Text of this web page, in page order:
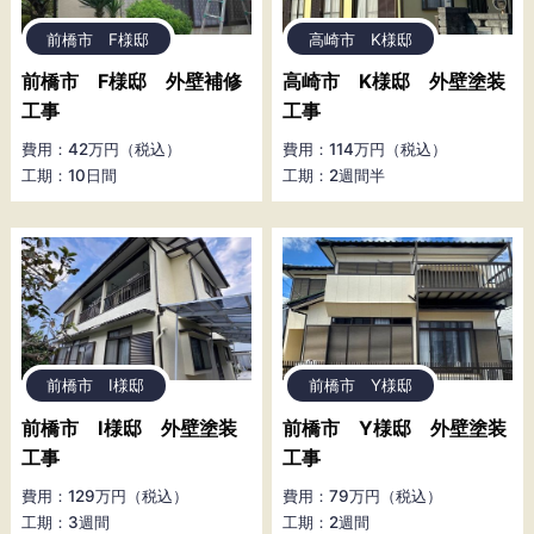
前橋市 F様邸
前橋市 F様邸 外壁補修
工事
費用：42万円（税込）
工期：10日間
高崎市 K様邸
高崎市 K様邸 外壁塗装
工事
費用：114万円（税込）
工期：2週間半
前橋市 I様邸
前橋市 I様邸 外壁塗装
工事
費用：129万円（税込）
工期：3週間
前橋市 Y様邸
前橋市 Y様邸 外壁塗装
工事
費用：79万円（税込）
工期：2週間